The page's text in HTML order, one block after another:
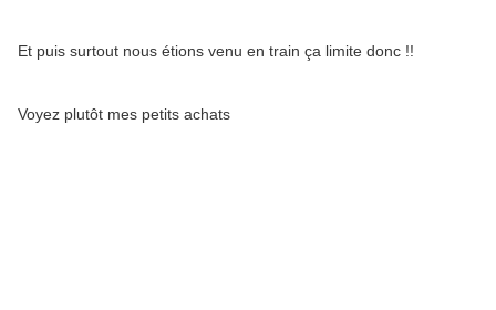
Et puis surtout nous étions venu en train ça limite donc !!
Voyez plutôt mes petits achats